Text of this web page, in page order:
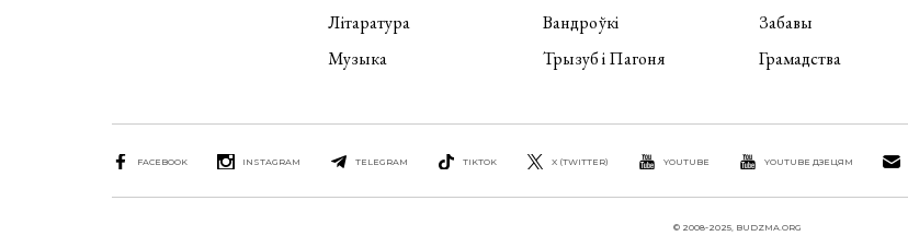
Літаратура
Музыка
Вандроўкі
Трызуб і Пагоня
Забавы
Грамадства
FACEBOOK INSTAGRAM TELEGRAM TIKTOK X (TWITTER) YOUTUBE YOUTUBE ДЗЕЦЯМ
© 2008-2025, BUDZMA.ORG